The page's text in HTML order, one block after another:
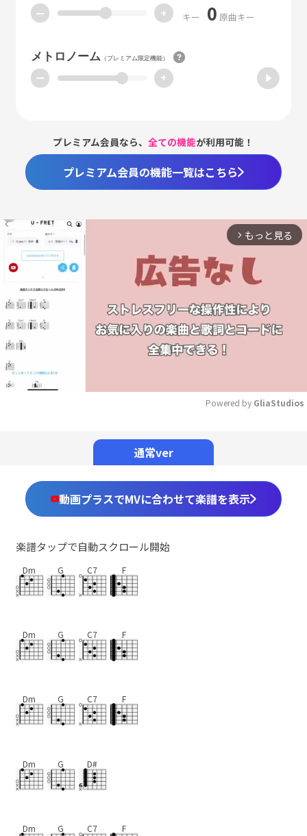
ー + キー 0 原曲キー
メトロノーム （プレミアム限定機能）
ー +
プレミアム会員なら、全ての機能が利用可能！
プレミアム会員の機能一覧はこちら
arrow_forward_ios もっと見る
Powered by GliaStudios
通常ver
動画プラスでMVに合わせて楽譜を表示
楽譜タップで自動スクロール開始
Dm G C7 F
Dm G C7 F
Dm G C7 F
Dm G D#
Dm G C7 F